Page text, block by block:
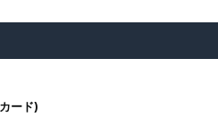
ード)